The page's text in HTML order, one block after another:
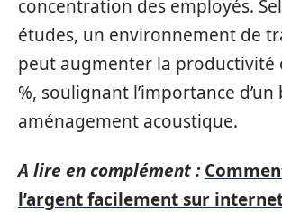
concentration des employés.
études, un environnement de
peut augmenter la productivité
%, soulignant l’importance d’un
aménagement acoustique.
A lire en complément :
l’argent facilement sur